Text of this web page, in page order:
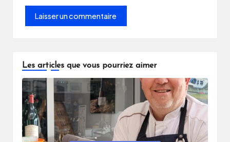
Les articles que vous pourriez aimer